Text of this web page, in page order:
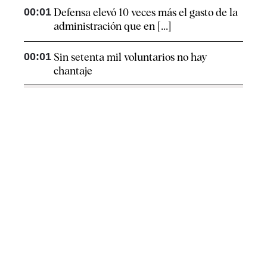
00:01 Defensa elevó 10 veces más el gasto de la
administración que en [...]
00:01 Sin setenta mil voluntarios no hay
chantaje